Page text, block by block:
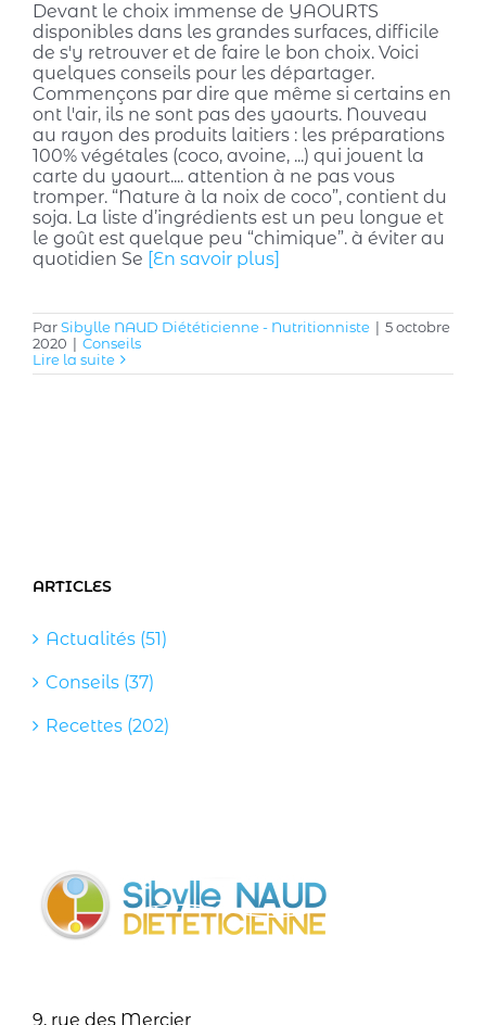
Devant le choix immense de YAOURTS
disponibles dans les grandes surfaces, difficile
de s'y retrouver et de faire le bon choix. Voici
quelques conseils pour les départager.
Commençons par dire que même si certains en
ont l'air, ils ne sont pas des yaourts. Nouveau
au rayon des produits laitiers : les préparations
100% végétales (coco, avoine, ...) qui jouent la
carte du yaourt.... attention à ne pas vous
tromper. “Nature à la noix de coco”, contient du
soja. La liste d’ingrédients est un peu longue et
le goût est quelque peu “chimique”. à éviter au
quotidien Se [En savoir plus]
ParSibylle NAUD Diététicienne - Nutritionniste | 5 octobre
2020 | Conseils
Lire la suite
ARTICLES
Actualités (51)
Conseils (37)
Recettes (202)
9, rue des Mercier